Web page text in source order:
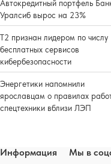
Автокредитный портфель
Уралсиб вырос на 23%
Т2 признан лидером по числу
бесплатных сервисов
кибербезопасности
Энергетики напомнили
ярославцам о правилах
спецтехники вблизи ЛЭП
Информация
Мы в